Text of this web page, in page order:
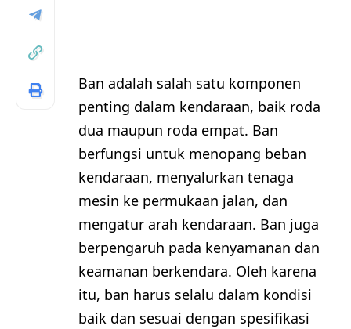
Ban adalah salah satu komponen
penting dalam kendaraan, baik roda
dua maupun roda empat. Ban
berfungsi untuk menopang beban
kendaraan, menyalurkan tenaga
mesin ke permukaan jalan, dan
mengatur arah kendaraan. Ban juga
berpengaruh pada kenyamanan dan
keamanan berkendara. Oleh karena
itu, ban harus selalu dalam kondisi
baik dan sesuai dengan spesifikasi